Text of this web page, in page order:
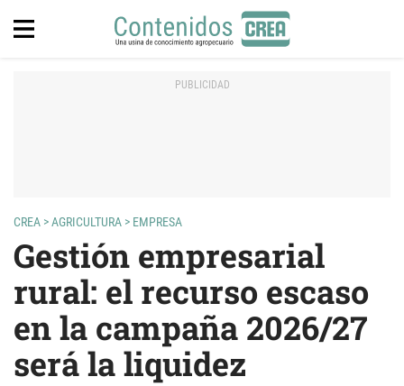
CREA >AGRICULTURA > EMPRESA
Gestión empresarial
rural: el recurso escaso
en la campaña 2026/27
será la liquidez